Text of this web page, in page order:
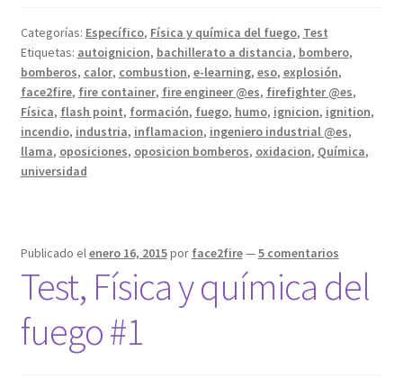
del
fuego
#2
Categorías: Específico, Física y química del fuego, Test
Etiquetas: autoignicion, bachillerato a distancia, bombero,
bomberos, calor, combustion, e-learning, eso, explosión,
face2fire, fire container, fire engineer @es, firefighter @es,
Física, flash point, formación, fuego, humo, ignicion, ignition,
incendio, industria, inflamacion, ingeniero industrial @es,
llama, oposiciones, oposicion bomberos, oxidacion, Química,
universidad
Publicado elenero 16, 2015por face2fire—5 comentarios
Test, Física y química del
fuego #1